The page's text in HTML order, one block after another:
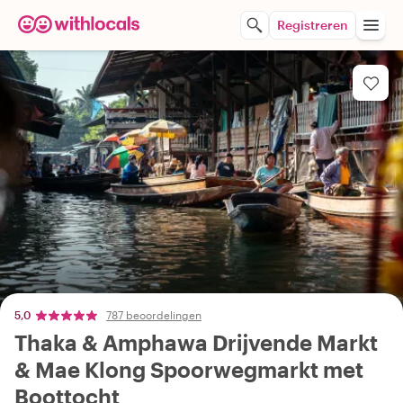
Registreren
5,0 787 beoordelingen
Thaka & Amphawa Drijvende Markt
& Mae Klong Spoorwegmarkt met
Boottocht